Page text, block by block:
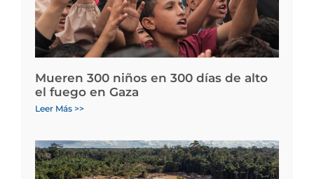
Mueren 300 niños en 300 días de alto
el fuego en Gaza
Leer Más >>